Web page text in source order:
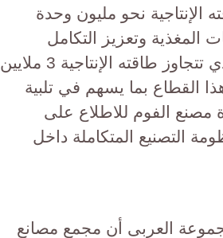
الإنتاجية نحو مليون وحدة
المغذية وتعزيز التكامل
الصناعي داخل المجمع،كما تفقد أيضا مصنع المراوح الذي تتجاوز طاقته الإنتاجية 3 ملايين
القطاع بما يسهم في تلبية
مصنع الفوم للاطلاع على
التصنيع المتكاملة داخل
العربى أن مجمع مصانع